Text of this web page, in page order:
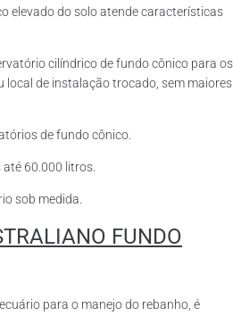
elevado do solo atende características
cilíndrico de fundo cônico para os
local de instalação trocado, sem maiores
de fundo cônico.
60.000 litros.
sob medida.
FUNDO
para o manejo do rebanho, é